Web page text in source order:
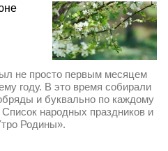
не просто первым месяцем
году. В это время собирали
и буквально по каждому
народных праздников и
Родины».